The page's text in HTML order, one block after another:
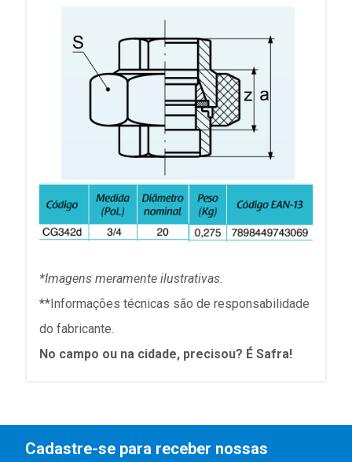
*Imagens meramente ilustrativas.
**Informações técnicas são de responsabilidade
do fabricante.
No campo ou na cidade, precisou? É Safra!
Cadastre-se para receber nossas